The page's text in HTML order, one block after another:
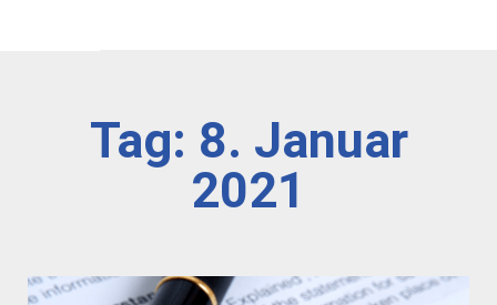
Tag: 8. Januar
2021